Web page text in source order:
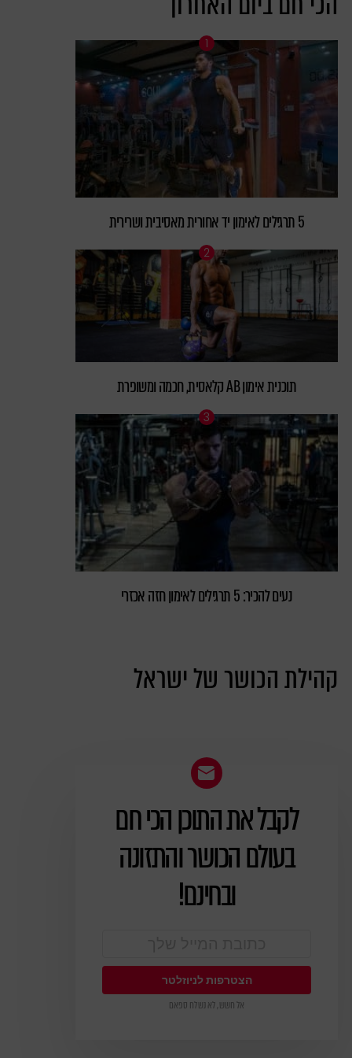
5 תרגילים לאימון יד אחורית מאסיבית ושרירית
תוכנית אימון AB קלאסית, חכמה ומשופרת
נעים להכיר: 5 תרגילים לאימון חזה אכזרי
קהילת הכושר של ישראל
ניוזלטר
לקבל את התוכן הכי חם
בעולם הכושר והתזונה
ובחינם!
אל חשש, לא נשלח ספאם